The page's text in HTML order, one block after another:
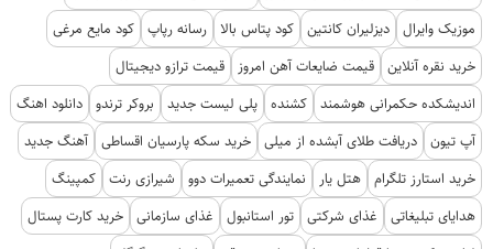
موزیک وایرال دیزلیران کانتین کود پتاس بالا رسانه رپاپ کود مایع مرغی
خرید نقره آنلاین قیمت ضایعات آهن امروز
قیمت ترازو دیجیتال
اندیشکده حکمرانی هوشمند کشنده پلی لیست جدید بروکر ترندو دانلود اهنگ
آپ تیون دریافت طلای آبشده از میلی خرید سکه پارسیان اقساطی آهنگ جدید
خرید استارز تلگرام هتل یار نمایندگی تعمیرات دوو شیرازی رنت کمپینگ
هدایای تبلیغاتی
غذای شرکتی تور استانبول غذای سازمانی خرید کارت پستال